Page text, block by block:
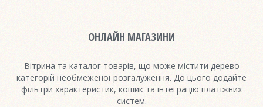
ОНЛАЙН МАГАЗИНИ
Вітрина та каталог товарів, що може містити дерево
категорій необмеженої розгалуження. До цього додайте
фільтри характеристик, кошик та інтеграцію платіжних
систем.